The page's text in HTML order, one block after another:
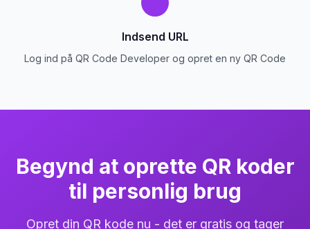
Indsend URL
Log ind på QR Code Developer og opret en ny QR Code
Begynd at oprette QR koder
til personlig brug
Opret din QR kode nu - det er gratis og tager